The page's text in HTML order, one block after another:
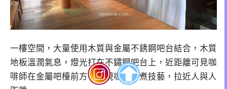
一樓空間，大量使用木質與金屬不銹鋼吧台結合，木質
地板溫潤氣息，燈光打在不鏽鋼吧台上，近距離可見咖
啡師在金屬吧檯前方，展現咖啡沖煮技藝，拉近人與人